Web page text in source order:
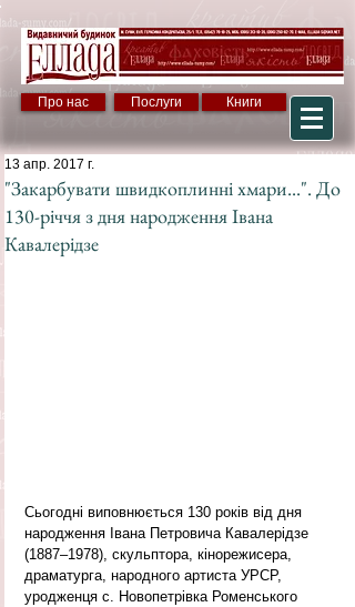
Про нас Послуги Книги
"Закарбувати швидкоплинні хмари...". До
130-річчя з дня народження Івана
Кавалерідзе
13 апр. 2017 г.
Сьогодні виповнюється 130 років від дня
народження Івана Петровича Кавалерідзе
(1887–1978), скульптора, кінорежисера,
драматурга, народного артиста УРСР,
уродженця с. Новопетрівка Роменського